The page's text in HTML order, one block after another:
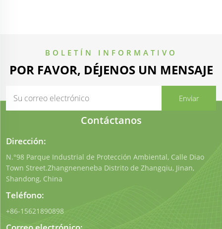
BOLETÍN INFORMATIVO
POR FAVOR, DÉJENOS UN MENSAJE
Contáctanos
Dirección:
N.°98 Parque Industrial de Protección Ambiental, Calle Diao
Town Street.Zhangneneneba Distrito de Zhangqiu, Jinan,
Shandong, China
Teléfono:
+86-15621890898